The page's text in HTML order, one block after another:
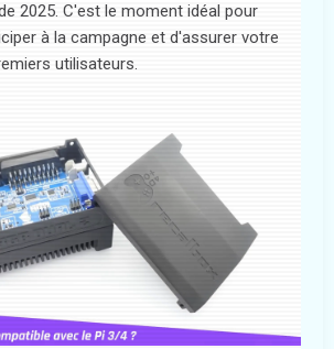
2025. C'est le moment idéal pour
à la campagne et d'assurer votre
utilisateurs.